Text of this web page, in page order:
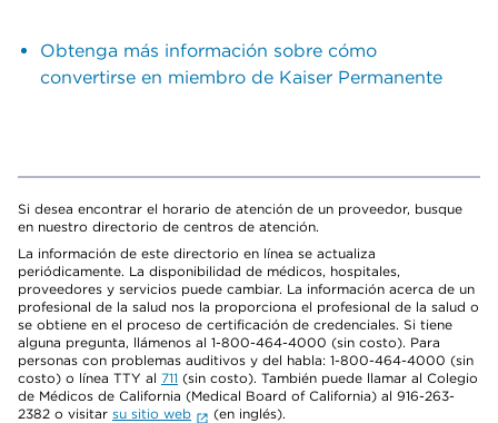
Obtenga más información sobre cómo
convertirse en miembro de Kaiser Permanente
Si desea encontrar el horario de atención de un proveedor, busque
en nuestro directorio de centros de atención.
La información de este directorio en línea se actualiza
periódicamente. La disponibilidad de médicos, hospitales,
proveedores y servicios puede cambiar. La información acerca de un
profesional de la salud nos la proporciona el profesional de la salud o
se obtiene en el proceso de certificación de credenciales. Si tiene
alguna pregunta, llámenos al 1-800-464-4000 (sin costo). Para
personas con problemas auditivos y del habla: 1-800-464-4000 (sin
costo) o línea TTY al 711 (sin costo). También puede llamar al Colegio
de Médicos de California (Medical Board of California) al 916-263-
2382 o visitar su sitio web
(en inglés).